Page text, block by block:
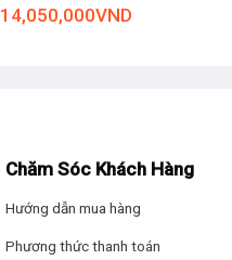
14,050,000VND
Chăm Sóc Khách Hàng
Hướng dẫn mua hàng
Phương thức thanh toán